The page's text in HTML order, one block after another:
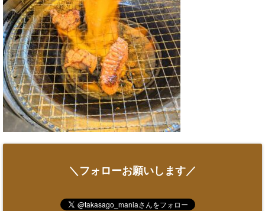
＼フォローお願いします／